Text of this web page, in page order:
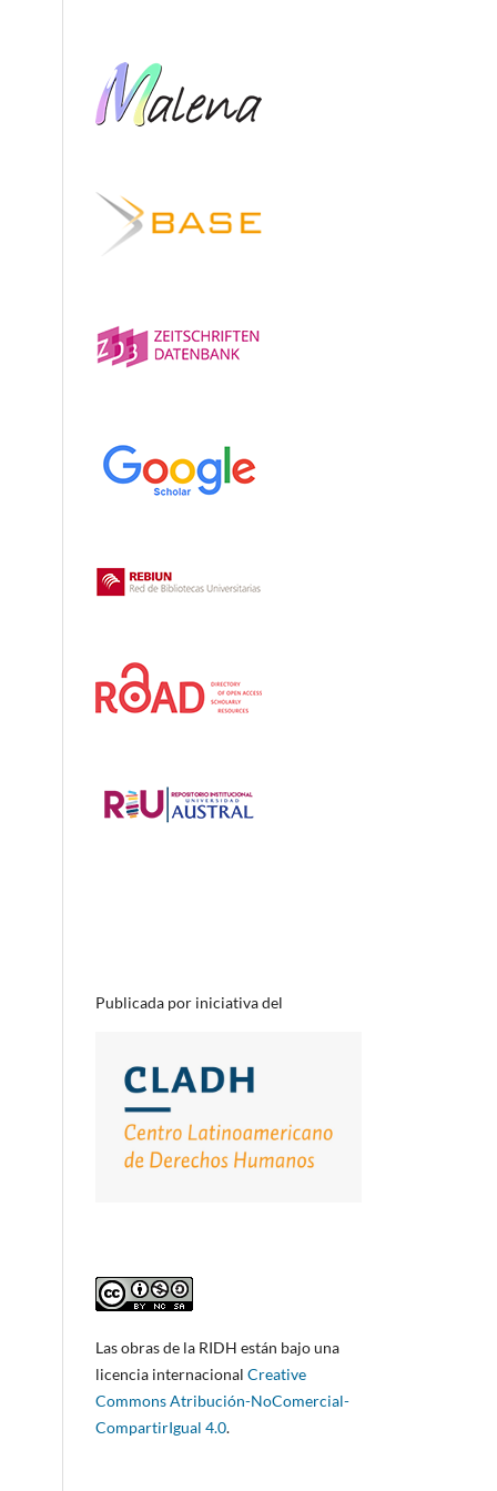
Publicada por iniciativa del
Las obras de la RIDH están bajo una
licencia internacional Creative
Commons Atribución-NoComercial-
CompartirIgual 4.0.